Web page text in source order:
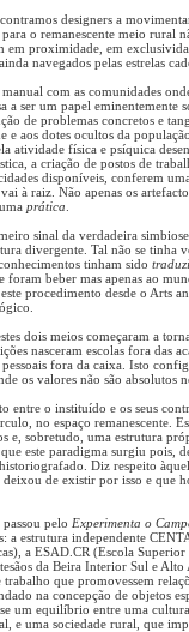
designers a
o remanescente meio rural
em proximidade, em
navegados pelas estrelas
com as comunidades
a ser um papel eminentemente
de problemas concretos e
e aos dotes ocultos da população
atividade física e psíquica
a criação de postos de
disponíveis, conferem
à raiz. Não apenas os
prática
sinal da verdadeira
divergente. Tal não se tinha
tinham sido
beber mas apenas ao
procedimento desde o Arts
dois meios começaram a
nasceram escolas fora das
fora da caixa. Isto
os valores não são absolutos
entre o instituído e os seus
no espaço remanescente.
e, sobretudo, uma estrutura
este paradigma surgiu pois,
Diz respeito
de existir por isso e que
pelo Experimenta o
a estrutura independente
a ESAD.CR (Escola Superior
da Beira Interior Sul e Alto
que promovessem
na concepção de objetos
um equilíbrio entre uma
e uma sociedade rural, que